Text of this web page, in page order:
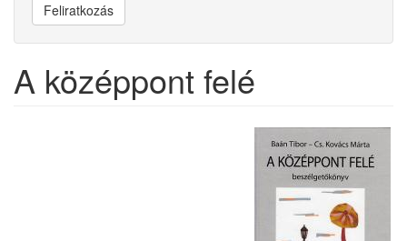
Feliratkozás
A középpont felé